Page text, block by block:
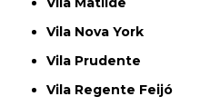
Vila Nova York
Vila Prudente
Vila Regente Feijó